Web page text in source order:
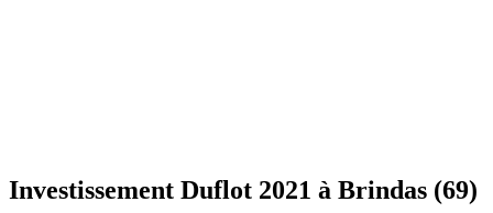
Investissement Duflot 2021 à Brindas (69)